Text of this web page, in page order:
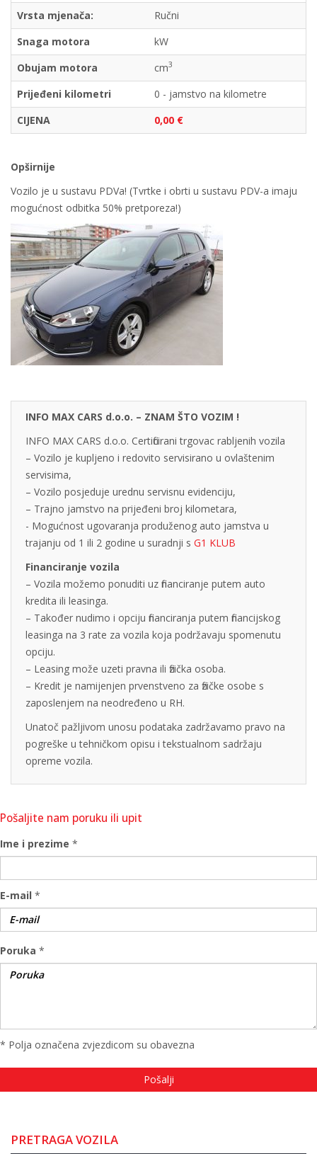
Vrsta mjenača:
Ručni
Snaga motora
kW
Obujam motora
cm3
Prijeđeni kilometri
0 - jamstvo na kilometre
CIJENA
0,00 €
Opširnije
Vozilo je u sustavu PDVa! (Tvrtke i obrti u sustavu PDV-a imaju
mogućnost odbitka 50% pretporeza!)
INFO MAX CARS d.o.o. – ZNAM ŠTO VOZIM !
INFO MAX CARS d.o.o. Certificirani trgovac rabljenih vozila
– Vozilo je kupljeno i redovito servisirano u ovlaštenim
servisima,
– Vozilo posjeduje urednu servisnu evidenciju,
– Trajno jamstvo na prijeđeni broj kilometara,
- Mogućnost ugovaranja produženog auto jamstva u
trajanju od 1 ili 2 godine u suradnji s G1 KLUB
Financiranje vozila
– Vozila možemo ponuditi uz financiranje putem auto
kredita ili leasinga.
– Također nudimo i opciju financiranja putem financijskog
leasinga na 3 rate za vozila koja podržavaju spomenutu
opciju.
– Leasing može uzeti pravna ili fizička osoba.
– Kredit je namijenjen prvenstveno za fizičke osobe s
zaposlenjem na neodređeno u RH.
Unatoč pažljivom unosu podataka zadržavamo pravo na
pogreške u tehničkom opisu i tekstualnom sadržaju
opreme vozila.
Pošaljite nam poruku ili upit
Ime i prezime *
E-mail *
Poruka *
* Polja označena zvjezdicom su obavezna
PRETRAGA VOZILA